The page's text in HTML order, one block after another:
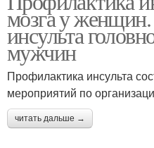
мозга у
инсульта
мужчин
Профилактика инсульта
мероприятий по
читать дальше →